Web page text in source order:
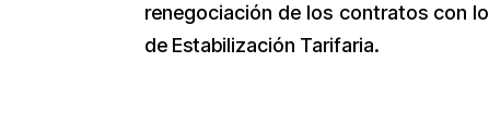
renegociación de los contratos con
de Estabilización Tarifaria.